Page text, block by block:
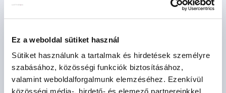
Ez a weboldal sütiket használ
Sütiket használunk a tartalmak és hirdetések személyre
szabásához, közösségi funkciók biztosításához,
valamint weboldalforgalmunk elemzéséhez. Ezenkívül
közösségi média-, hirdető- és elemező partnereinkkel
Újépítésű eladó lakás - Balogunyom 1
Újépítésű eladó lakás - Beled
1